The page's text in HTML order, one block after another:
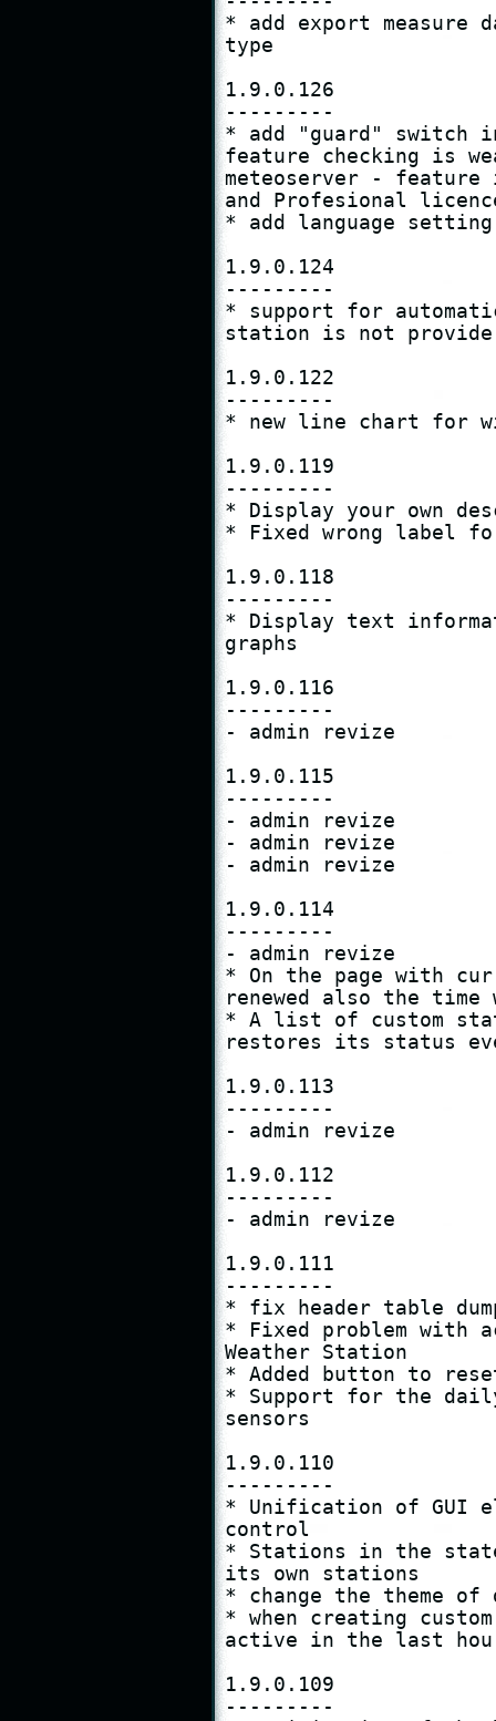
* add export
type
1.9.0.126
---------
* add "guard" switch
feature checking is
meteoserver -
and Profesional
* add language
1.9.0.124
---------
* support for
station is not provide
1.9.0.122
---------
* new line chart for
1.9.0.119
---------
* Display your own
* Fixed wrong label
1.9.0.118
---------
* Display text
graphs
1.9.0.116
---------
- admin revize
1.9.0.115
---------
- admin revize
- admin revize
- admin revize
1.9.0.114
---------
- admin revize
* On the page with
renewed also the
* A list of custom
restores its status
1.9.0.113
---------
- admin revize
1.9.0.112
---------
- admin revize
1.9.0.111
---------
* fix header table
* Fixed problem with
Weather Station
* Added button to
* Support for the
sensors
1.9.0.110
---------
* Unification of GUI
control
* Stations in the
its own stations
* change the theme of
* when creating
active in the last
1.9.0.109
---------